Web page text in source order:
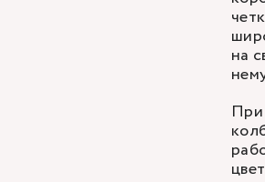
на
При